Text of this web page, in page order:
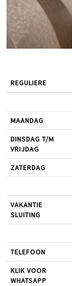
REGULIERE
MAANDAG
DINSDAG T/M
VRIJDAG
ZATERDAG
VAKANTIE
SLUITING
TELEFOON
KLIK VOOR
WHATSAPP